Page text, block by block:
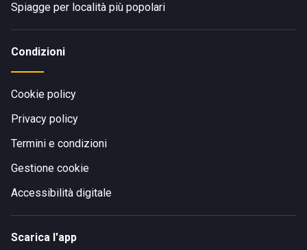
Spiagge per località più popolari
Condizioni
Cookie policy
Privacy policy
Termini e condizioni
Gestione cookie
Accessibilità digitale
Scarica l'app